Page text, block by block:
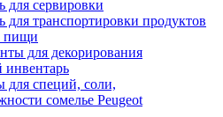
для сервировки
для транспортировки продуктов
пищи
для декорирования
специй, соли,
сомелье Peugeot